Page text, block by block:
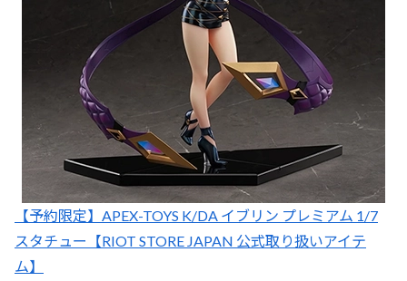
【予約限定】APEX-TOYS K/DA イブリン プレミアム 1/7
スタチュー【RIOT STORE JAPAN 公式取り扱いアイテ
ム】